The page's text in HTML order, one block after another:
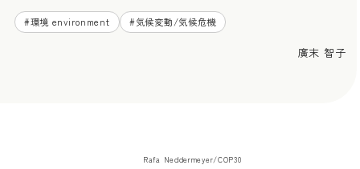
#環境 environment #気候変動/気候危機
廣末 智子
Rafa Neddermeyer/COP30